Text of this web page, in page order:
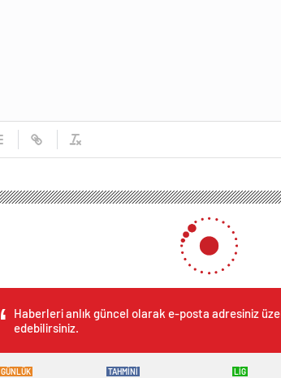
Haberleri anlık güncel olarak e-posta adresiniz
edebilirsiniz.
GÜNLÜK TAHMİNİ LİG